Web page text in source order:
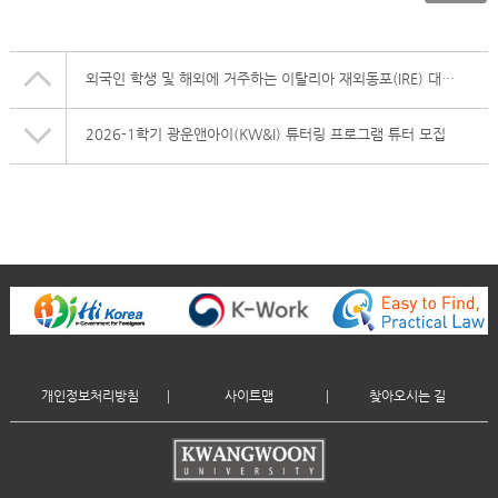
외국인 학생 및 해외에 거주하는 이탈리아 재외동포(IRE) 대상 이탈리아 정부 장학금
2026-1학기 광운앤아이(KW&I) 튜터링 프로그램 튜터 모집
개인정보처리방침 사이트맵 찾아오시는 길